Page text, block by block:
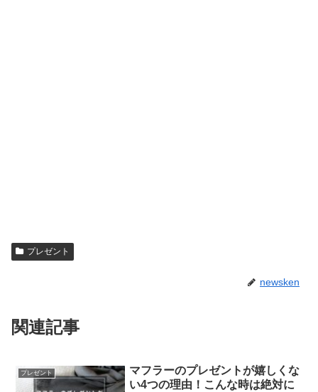
プレゼント
newsken
関連記事
プレゼント
マフラーのプレゼントが嬉しくな
い4つの理由！こんな時は絶対に